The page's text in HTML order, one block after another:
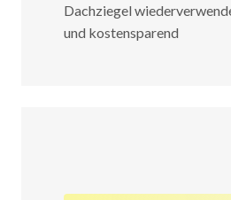
Dachziegel
und kostensparend